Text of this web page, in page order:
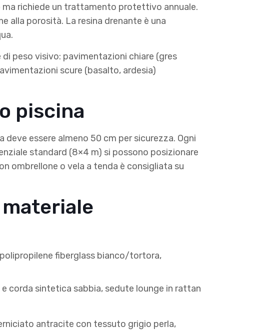
richiede un trattamento protettivo annuale.
alla porosità. La resina drenante è una
peso visivo: pavimentazioni chiare (gres
scure (basalto, ardesia)
piscina
essere almeno 50 cm per sicurezza. Ogni
standard (8×4 m) si possono posizionare
ombrellone o vela a tenda è consigliata su
fiberglass bianco/tortora,
corda sintetica sabbia, sedute lounge in rattan
antracite con tessuto grigio perla,